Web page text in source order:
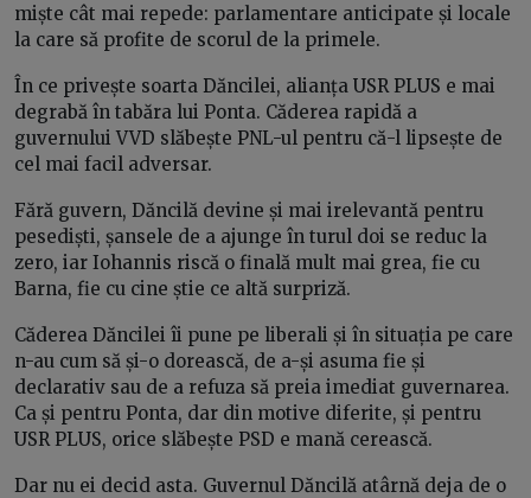
miște cât mai repede: parlamentare anticipate și locale
la care să profite de scorul de la primele.
În ce privește soarta Dăncilei, alianța USR PLUS e mai
degrabă în tabăra lui Ponta. Căderea rapidă a
guvernului VVD slăbește PNL-ul pentru că-l lipsește de
cel mai facil adversar.
Fără guvern, Dăncilă devine și mai irelevantă pentru
pesediști, șansele de a ajunge în turul doi se reduc la
zero, iar Iohannis riscă o finală mult mai grea, fie cu
Barna, fie cu cine știe ce altă surpriză.
Căderea Dăncilei îi pune pe liberali și în situația pe care
n-au cum să și-o dorească, de a-și asuma fie și
declarativ sau de a refuza să preia imediat guvernarea.
Ca și pentru Ponta, dar din motive diferite, și pentru
USR PLUS, orice slăbește PSD e mană cerească.
Dar nu ei decid asta. Guvernul Dăncilă atârnă deja de o